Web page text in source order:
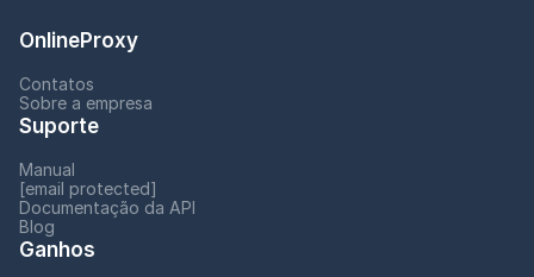
OnlineProxy
Contatos
Sobre a empresa
Suporte
Manual
[email protected]
Documentação da API
Blog
Ganhos